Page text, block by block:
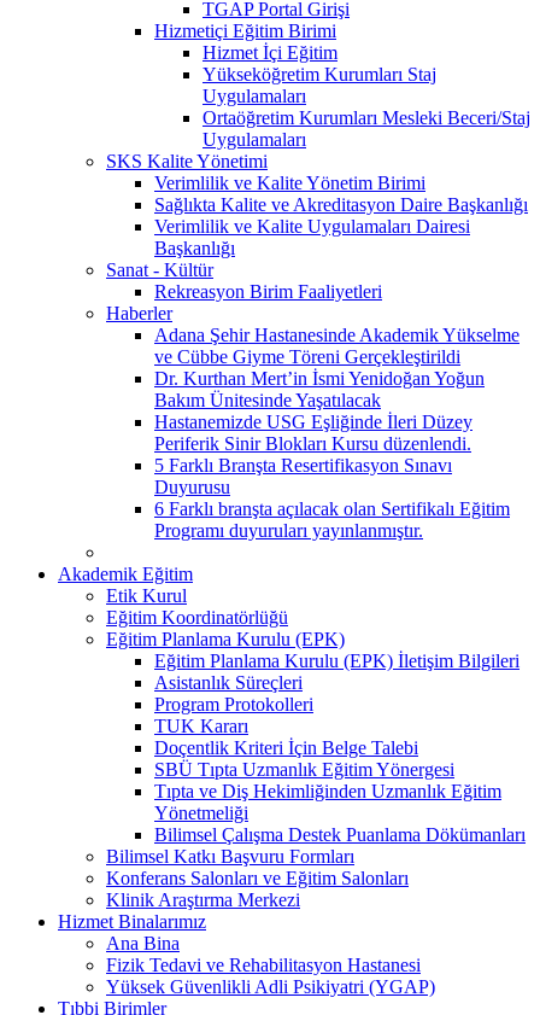
TGAP Portal Girişi
Hizmetiçi Eğitim Birimi
Hizmet İçi Eğitim
Yükseköğretim Kurumları Staj
Uygulamaları
Ortaöğretim Kurumları Mesleki Beceri/Staj
Uygulamaları
SKS Kalite Yönetimi
Verimlilik ve Kalite Yönetim Birimi
Sağlıkta Kalite ve Akreditasyon Daire Başkanlığı
Verimlilik ve Kalite Uygulamaları Dairesi
Başkanlığı
Sanat - Kültür
Rekreasyon Birim Faaliyetleri
Haberler
Adana Şehir Hastanesinde Akademik Yükselme
ve Cübbe Giyme Töreni Gerçekleştirildi
Dr. Kurthan Mert’in İsmi Yenidoğan Yoğun
Bakım Ünitesinde Yaşatılacak
Hastanemizde USG Eşliğinde İleri Düzey
Periferik Sinir Blokları Kursu düzenlendi.
5 Farklı Branşta Resertifikasyon Sınavı
Duyurusu
6 Farklı branşta açılacak olan Sertifikalı Eğitim
Programı duyuruları yayınlanmıştır.
Akademik Eğitim
Etik Kurul
Eğitim Koordinatörlüğü
Eğitim Planlama Kurulu (EPK)
Eğitim Planlama Kurulu (EPK) İletişim Bilgileri
Asistanlık Süreçleri
Program Protokolleri
TUK Kararı
Doçentlik Kriteri İçin Belge Talebi
SBÜ Tıpta Uzmanlık Eğitim Yönergesi
Tıpta ve Diş Hekimliğinden Uzmanlık Eğitim
Yönetmeliği
Bilimsel Çalışma Destek Puanlama Dökümanları
Bilimsel Katkı Başvuru Formları
Konferans Salonları ve Eğitim Salonları
Klinik Araştırma Merkezi
Hizmet Binalarımız
Ana Bina
Fizik Tedavi ve Rehabilitasyon Hastanesi
Yüksek Güvenlikli Adli Psikiyatri (YGAP)
Tıbbi Birimler